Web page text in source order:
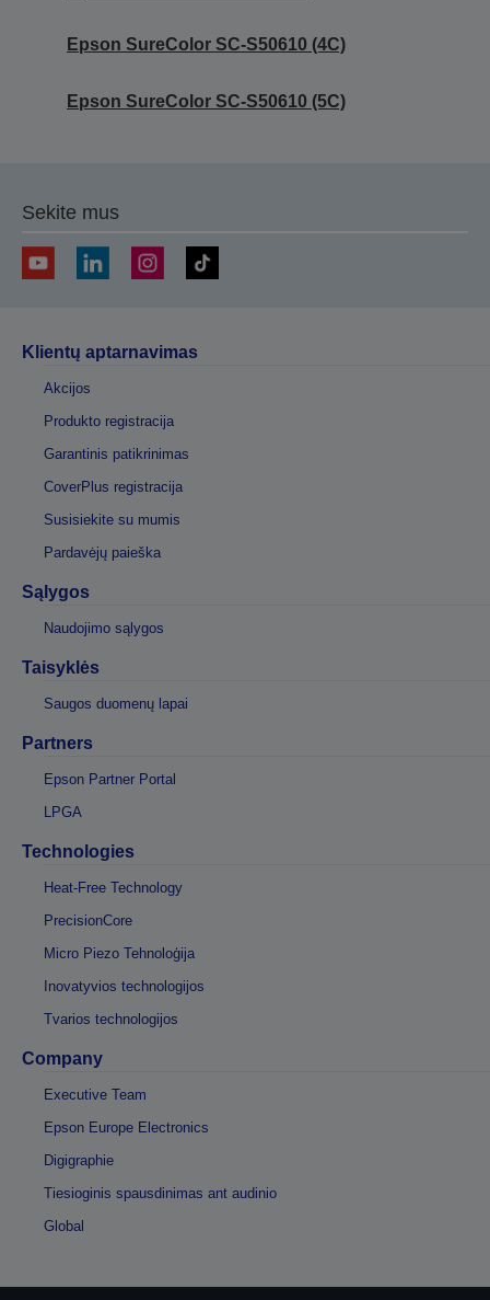
Epson SureColor SC-S50610 (4C)
Epson SureColor SC-S50610 (5C)
Sekite mus
Klientų aptarnavimas
Akcijos
Produkto registracija
Garantinis patikrinimas
CoverPlus registracija
Susisiekite su mumis
Pardavėjų paieška
Sąlygos
Naudojimo sąlygos
Taisyklės
Saugos duomenų lapai
Partners
Epson Partner Portal
LPGA
Technologies
Heat-Free Technology
PrecisionCore
Micro Piezo Tehnoloģija
Inovatyvios technologijos
Tvarios technologijos
Company
Executive Team
Epson Europe Electronics
Digigraphie
Tiesioginis spausdinimas ant audinio
Global